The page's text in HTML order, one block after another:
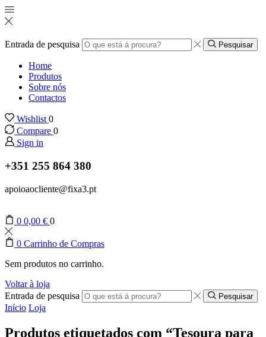
Entrada de pesquisa Pesquisar
Home
Produtos
Sobre nós
Contactos
Wishlist 0
Compare 0
Sign in
+351 255 864 380
apoioaocliente@fixa3.pt
0 0,00 € 0
0 Carrinho de Compras
Sem produtos no carrinho.
Voltar à loja
Entrada de pesquisa
Pesquisar
Início Loja
Produtos etiquetados com “Tesoura para